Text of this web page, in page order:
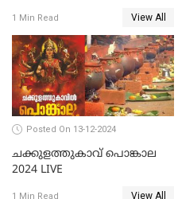
വേണുഗോപാൽ
1 Min Read View All
Posted On 13-12-2024
ചക്കുളത്തുകാവ് പൊങ്കാല
2024 LIVE
1 Min Read View All